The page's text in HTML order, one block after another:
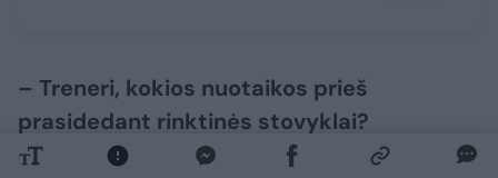
– Treneri, kokios nuotaikos prieš
prasidedant rinktinės stovyklai?